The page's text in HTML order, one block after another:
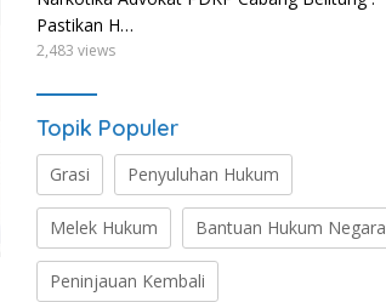
Pastikan H…
2,483 views
Topik Populer
Grasi Penyuluhan Hukum
Melek Hukum Bantuan Hukum Negara
Peninjauan Kembali